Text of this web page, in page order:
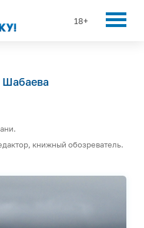
18+
Шабаева
книжный обозреватель.